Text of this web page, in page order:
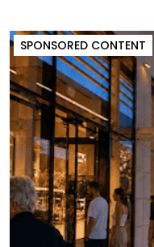
SPONSORED CONTENT